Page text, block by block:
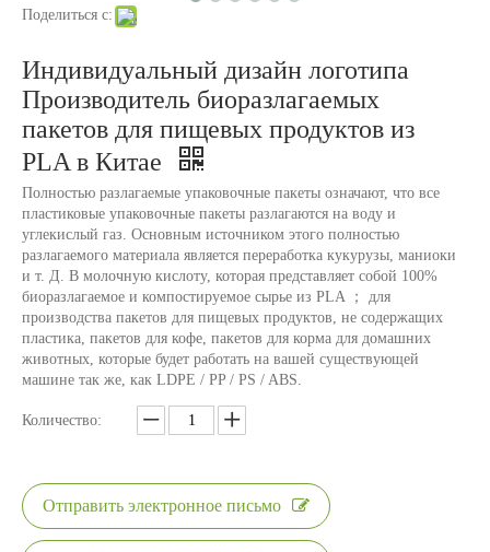
Поделиться с:
Индивидуальный дизайн логотипа
Производитель биоразлагаемых
пакетов для пищевых продуктов из
PLA в Китае
Полностью разлагаемые упаковочные пакеты означают, что все
пластиковые упаковочные пакеты разлагаются на воду и
углекислый газ. Основным источником этого полностью
разлагаемого материала является переработка кукурузы, маниоки
и т. Д. В молочную кислоту, которая представляет собой 100%
биоразлагаемое и компостируемое сырье из PLA ； для
производства пакетов для пищевых продуктов, не содержащих
пластика, пакетов для кофе, пакетов для корма для домашних
животных, которые будет работать на вашей существующей
машине так же, как LDPE / PP / PS / ABS.
Количество:
Отправить электронное письмо